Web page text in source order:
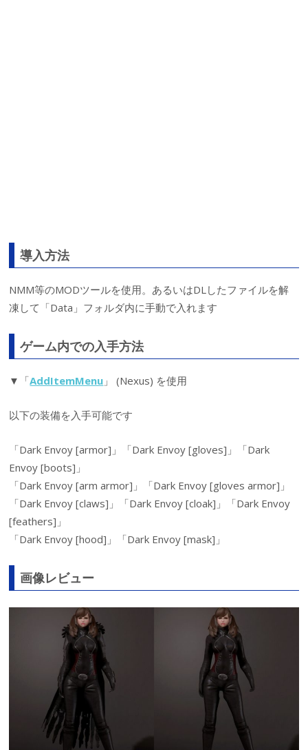
導入方法
NMM等のMODツールを使用。あるいはDLしたファイルを解
凍して「Data」フォルダ内に手動で入れます
ゲーム内での入手方法
▼「AddItemMenu 」 (Nexus) を使用
以下の装備を入手可能です
「Dark Envoy [armor]」「Dark Envoy [gloves]」「Dark
Envoy [boots]」
「Dark Envoy [arm armor]」「Dark Envoy [gloves armor]」
「Dark Envoy [claws]」「Dark Envoy [cloak]」「Dark Envoy
[feathers]」
「Dark Envoy [hood]」「Dark Envoy [mask]」
画像レビュー